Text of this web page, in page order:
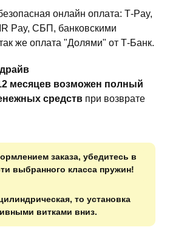
онлайн оплата: T‑Pay,
Pay, СБП, банковскими
же оплата "Долями" от Т-Банк.
месяцев возможен полный
средств при возврате
заказа, убедитесь в
выбранного класса пружин!
то установка
витками вниз.